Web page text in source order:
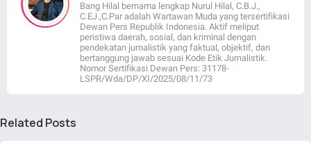
Bang Hilal bernama lengkap Nurul Hilal, C.B.J.,
C.EJ.,C.Par adalah Wartawan Muda yang tersertifikasi
Dewan Pers Republik Indonesia. Aktif meliput
peristiwa daerah, sosial, dan kriminal dengan
pendekatan jurnalistik yang faktual, objektif, dan
bertanggung jawab sesuai Kode Etik Jurnalistik.
Nomor Sertifikasi Dewan Pers: 31178-
LSPR/Wda/DP/XI/2025/08/11/73
Related Posts